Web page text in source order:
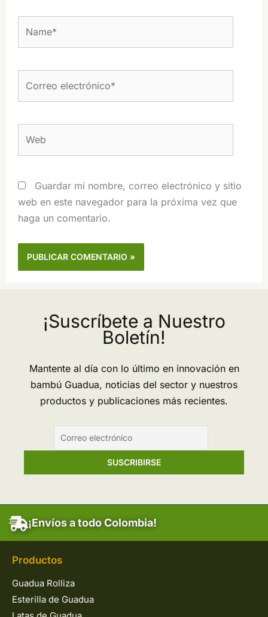
electrónico*
Guardar mi nombre, correo electrónico y sitio
web en este navegador para la próxima vez que
haga un comentario.
¡Suscríbete a Nuestro
Boletín!
Mantente al día con lo último en innovación en
bambú Guadua, noticias del sector y nuestros
productos y publicaciones más recientes.
¡Envíos a todo Colombia!
Productos
Guadua Rolliza
Esterilla de Guadua